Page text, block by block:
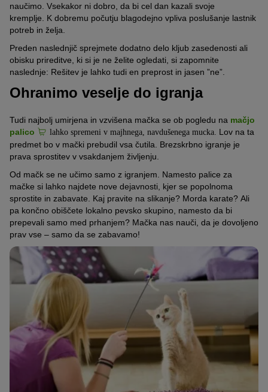
naučimo. Vsekakor ni dobro, da bi cel dan kazali svoje
kremplje. K dobremu počutju blagodejno vpliva poslušanje lastnik
potreb in želja.
Preden naslednjič sprejmete dodatno delo kljub zasedenosti ali
obisku prireditve, ki si je ne želite ogledati, si zapomnite
naslednje: Rešitev je lahko tudi en preprost in jasen ”ne”.
Ohranimo veselje do igranja
Tudi najbolj umirjena in vzvišena mačka se ob pogledu na mačjo
palico
lahko spremeni v majhnega, navdušenega mucka. Lov na ta
predmet bo v mački prebudil vsa čutila. Brezskrbno igranje je
prava sprostitev v vsakdanjem življenju.
Od mačk se ne učimo samo z igranjem. Namesto palice za
mačke si lahko najdete nove dejavnosti, kjer se popolnoma
sprostite in zabavate. Kaj pravite na slikanje? Morda karate? Ali
pa končno obiščete lokalno pevsko skupino, namesto da bi
prepevali samo med prhanjem? Mačka nas nauči, da je dovoljeno
prav vse – samo da se zabavamo!